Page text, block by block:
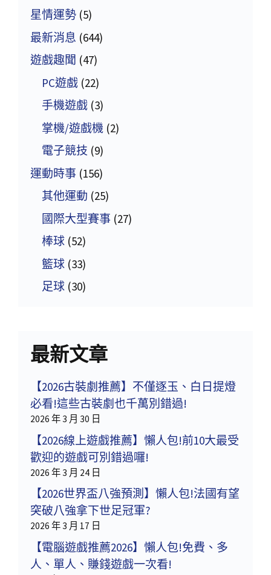
星情運勢 (5)
最新消息 (644)
遊戲趣聞 (47)
PC遊戲 (22)
手機遊戲 (3)
掌機/遊戲機 (2)
電子競技 (9)
運動時事 (156)
其他運動 (25)
國際大型賽事 (27)
棒球 (52)
籃球 (33)
足球 (30)
最新文章
【2026古裝劇推薦】不僅逐玉、白日提燈
必看!這些古裝劇也千萬別錯過!
2026 年 3 月 30 日
【2026線上遊戲推薦】懶人包!前10大最受
歡迎的遊戲可別錯過囉!
2026 年 3 月 24 日
【2026世界盃八強預測】懶人包!法國有望
突破八強拿下世足冠軍?
2026 年 3 月 17 日
【電腦遊戲推薦2026】懶人包!免費、多
人、單人、賺錢遊戲一次看!